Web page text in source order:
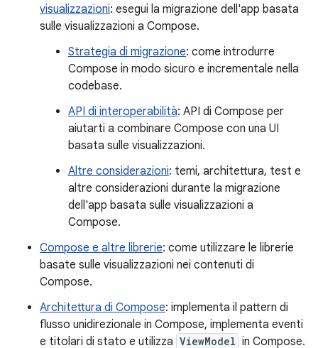
visualizzazioni: esegui la migrazione dell'app basata
sulle visualizzazioni a Compose.
Strategia di migrazione: come introdurre
Compose in modo sicuro e incrementale nella
codebase.
API di interoperabilità: API di Compose per
aiutarti a combinare Compose con una UI
basata sulle visualizzazioni.
Altre considerazioni: temi, architettura, test e
altre considerazioni durante la migrazione
dell'app basata sulle visualizzazioni a
Compose.
Compose e altre librerie: come utilizzare le librerie
basate sulle visualizzazioni nei contenuti di
Compose.
Architettura di Compose: implementa il pattern di
flusso unidirezionale in Compose, implementa eventi
e titolari di stato e utilizza ViewModel in Compose.